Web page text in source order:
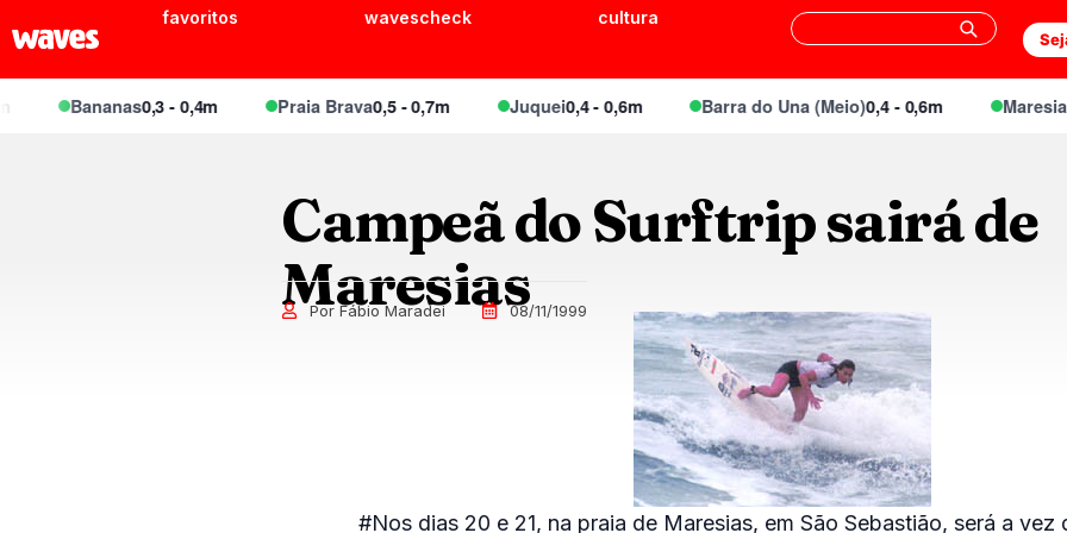
favoritos wavescheck cultura
Bananas0,3 - 0,4m Praia Brava0,5 - 0,7m Juquei0,4 - 0,6m Barra do Una (Meio)0,4 - 0,6m Maresias
Campeã do Surftrip sairá de
Maresias
Por Fábio Maradei 08/11/1999
#Nos dias 20 e 21, na praia de Maresias, em São Sebastião, será a vez